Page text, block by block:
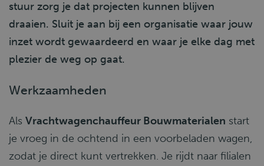
stuur zorg je dat projecten kunnen blijven
draaien. Sluit je aan bij een organisatie waar jouw
inzet wordt gewaardeerd en waar je elke dag met
plezier de weg op gaat.
Werkzaamheden
Als Vrachtwagenchauffeur Bouwmaterialen start
je vroeg in de ochtend in een voorbeladen wagen,
zodat je direct kunt vertrekken. Je rijdt naar filialen